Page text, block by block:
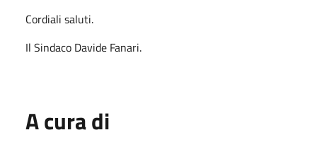
Cordiali saluti.
Il Sindaco Davide Fanari.
A cura di